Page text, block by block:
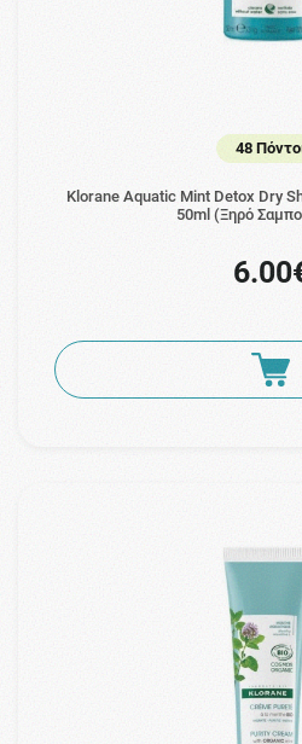
48
Klorane Aquatic Mint Detox Dry
50ml (Ξηρό